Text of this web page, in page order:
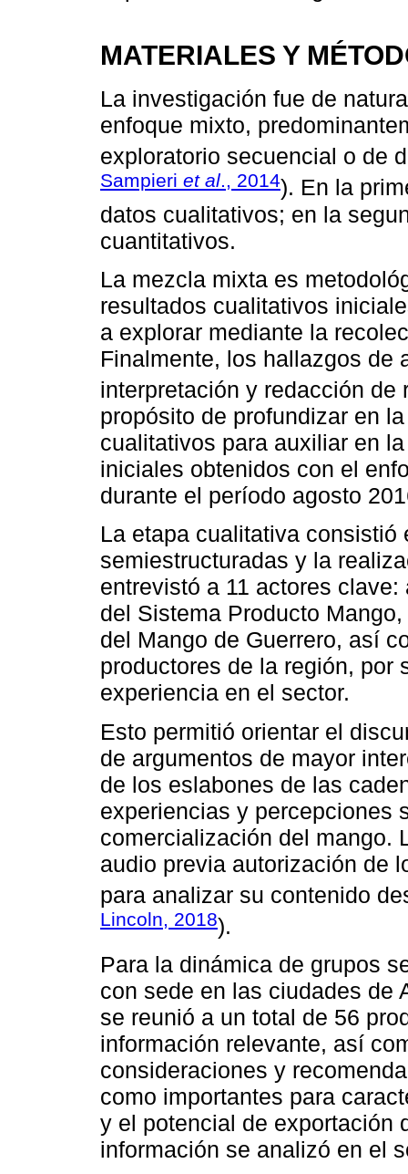
MATERIALES Y
La investigación fue de
enfoque mixto,
exploratorio secuencial o de
Sampieri et al., 2014). En la
datos cualitativos; en la
cuantitativos.
La mezcla mixta es
resultados cualitativos
a explorar mediante la
Finalmente, los hallazgos de
interpretación y redacción de
propósito de profundizar en
cualitativos para auxiliar en
iniciales obtenidos con el
durante el período agosto
La etapa cualitativa
semiestructuradas y la
entrevistó a 11 actores
del Sistema Producto
del Mango de Guerrero, así
productores de la región, por
experiencia en el sector.
Esto permitió orientar el
de argumentos de mayor
de los eslabones de las
experiencias y percepciones
comercialización del mango.
audio previa autorización de
para analizar su contenido
Lincoln, 2018).
Para la dinámica de grupos
con sede en las ciudades de
se reunió a un total de 56
información relevante, así
consideraciones y
como importantes para
y el potencial de exportación
información se analizó en el